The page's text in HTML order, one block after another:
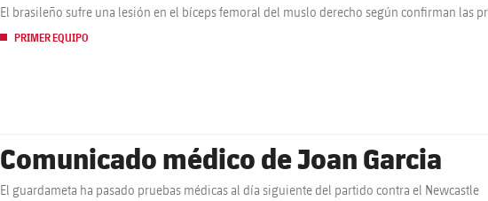
El brasileño sufre una lesión en el bíceps femoral del muslo derecho según confirman las
PRIMER EQUIPO
Comunicado médico de Joan Garcia
El guardameta ha pasado pruebas médicas al día siguiente del partido contra el Newcastle